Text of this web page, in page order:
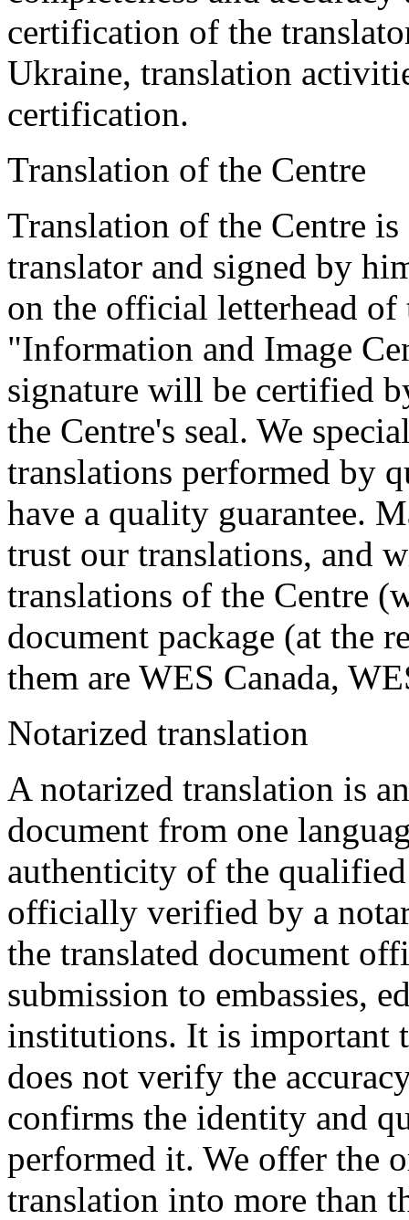
certification of the
Ukraine, translation
certification.
Translation of the Centre
Translation of the Centre
translator and signed by
on the official letterhead of
"Information and Image
signature will be certified
the Centre's seal. We
translations performed by
have a quality guarantee.
trust our translations, and
translations of the Centre
document package (at the
them are WES Canada,
Notarized translation
A notarized translation is
document from one
authenticity of the qualified
officially verified by a
the translated document
submission to embassies,
institutions. It is important
does not verify the
confirms the identity and
performed it. We offer the
translation into more than